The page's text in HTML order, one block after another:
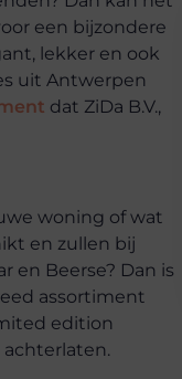
een bijzondere
lekker en ook
uit Antwerpen
dat ZiDa B.V.,
woning of wat
en zullen bij
en Beerse? Dan is
assortiment
edition
achterlaten.